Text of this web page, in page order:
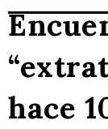
hace